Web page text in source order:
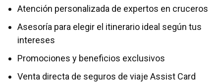
Atención personalizada de expertos en cruceros
Asesoría para elegir el itinerario ideal según tus
intereses
Promociones y beneficios exclusivos
Venta directa de seguros de viaje Assist Card